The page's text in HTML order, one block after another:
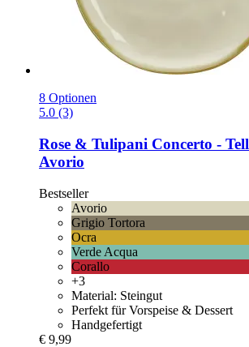
8 Optionen
5.0 (3)
Rose & Tulipani Concerto -​
Avorio
Bestseller
Avorio
Grigio Tortora
Ocra
Verde Acqua
Corallo
+3
Material: Steingut
Perfekt für Vorspeise & Dessert
Handgefertigt
€ 9,99